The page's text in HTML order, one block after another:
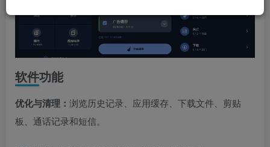
软件功能
优化与清理： 浏览历史记录、应用缓存、下载文件、剪贴
板、通话记录和短信。